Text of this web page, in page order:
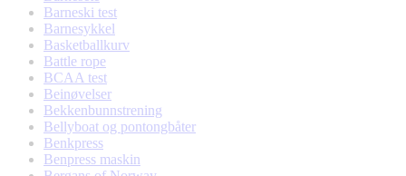
Barneski test
Barnesykkel
Basketballkurv
Battle rope
BCAA test
Beinøvelser
Bekkenbunnstrening
Bellyboat og pontongbåter
Benkpress
Benpress maskin